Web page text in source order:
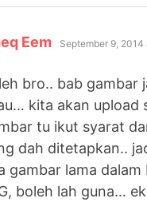
Eem says:
September 9, 2014
bro.. bab gambar
kita akan upload
tu ikut syarat
dah ditetapkan..
gambar lama dalam
boleh lah guna…